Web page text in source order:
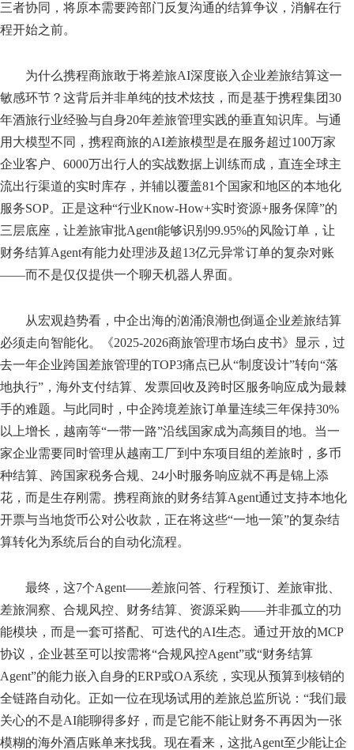
三者协同，将原本需要跨部门反复沟通的结算争议，消解在行
程开始之前。
为什么携程商旅敢于将差旅AI深度嵌入企业差旅结算这一
敏感环节？这背后并非单纯的技术炫技，而是基于携程集团30
年酒旅行业经验与自身20年差旅管理实践的垂直知识库。与通
用大模型不同，携程商旅的AI差旅模型是在服务超过100万家
企业客户、6000万出行人的实战数据上训练而成，直连全球主
流出行渠道的实时库存，并辅以覆盖81个国家和地区的本地化
服务SOP。正是这种“行业Know-How+实时资源+服务保障”的
三层底座，让差旅审批Agent能够识别99.95%的风险订单，让
财务结算Agent有能力处理涉及超13亿元异常订单的复杂对账
——而不是仅仅提供一个聊天机器人界面。
从宏观趋势看，中企出海的汹涌浪潮也倒逼企业差旅结算
必须走向智能化。《2025-2026商旅管理市场白皮书》显示，过
去一年企业跨国差旅管理的TOP3痛点已从“制度设计”转向“落
地执行”，海外支付结算、发票回收及跨时区服务响应成为最棘
手的难题。与此同时，中企跨境差旅订单量连续三年保持30%
以上增长，越南等“一带一路”沿线国家成为高频目的地。当一
家企业需要同时管理从越南工厂到中东项目组的差旅时，多币
种结算、跨国家税务合规、24小时服务响应就不再是锦上添
花，而是生存刚需。携程商旅的财务结算Agent通过支持本地化
开票与当地货币公对公收款，正在将这些“一地一策”的复杂结
算转化为系统后台的自动化流程。
最终，这7个Agent——差旅问答、行程预订、差旅审批、
差旅洞察、合规风控、财务结算、资源采购——并非孤立的功
能模块，而是一套可搭配、可迭代的AI生态。通过开放的MCP
协议，企业甚至可以按需将“合规风控Agent”或“财务结算
Agent”的能力嵌入自身的ERP或OA系统，实现从预算到核销的
全链路自动化。正如一位在现场试用的差旅总监所说：“我们最
关心的不是AI能聊得多好，而是它能不能让财务不再因为一张
模糊的海外酒店账单来找我。现在看来，这批Agent至少能让企